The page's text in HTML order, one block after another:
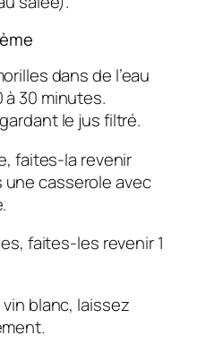
dans de l’eau
30 minutes.
le jus filtré.
faites-la revenir
casserole avec
faites-les revenir 1
blanc, laissez